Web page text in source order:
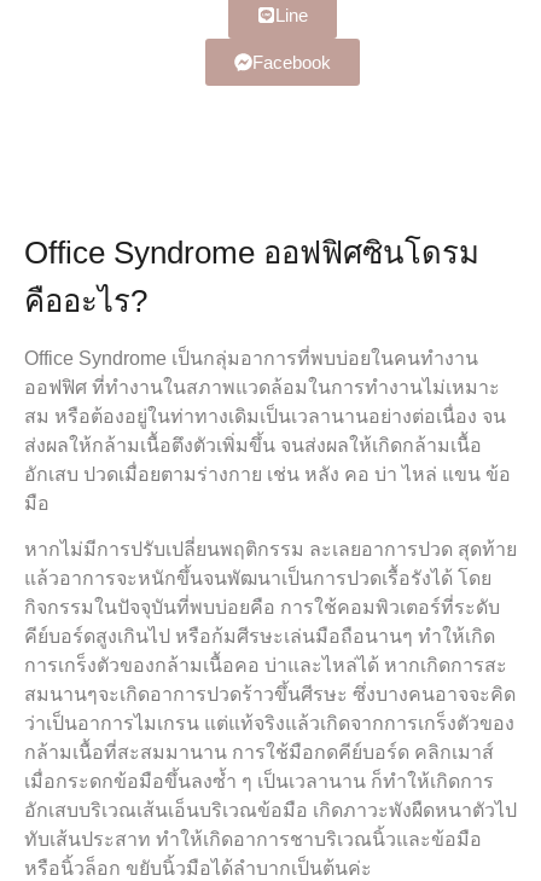
Line
Facebook
Office Syndrome ออฟฟิศซินโดรม
คืออะไร?
Office Syndrome เป็นกลุ่มอาการที่พบบ่อยในคนทำงาน
ออฟฟิศ ที่ทำงานในสภาพแวดล้อมในการทำงานไม่เหมาะ
สม หรือต้องอยู่ในท่าทางเดิมเป็นเวลานานอย่างต่อเนื่อง จน
ส่งผลให้กล้ามเนื้อตึงตัวเพิ่มขึ้น จนส่งผลให้เกิดกล้ามเนื้อ
อักเสบ ปวดเมื่อยตามร่างกาย เช่น หลัง คอ บ่า ไหล่ แขน ข้อ
มือ
หากไม่มีการปรับเปลี่ยนพฤติกรรม ละเลยอาการปวด สุดท้าย
แล้วอาการจะหนักขึ้นจนพัฒนาเป็นการปวดเรื้อรังได้ โดย
กิจกรรมในปัจจุบันที่พบบ่อยคือ การใช้คอมพิวเตอร์ที่ระดับ
คีย์บอร์ดสูงเกินไป หรือก้มศีรษะเล่นมือถือนานๆ ทำให้เกิด
การเกร็งตัวของกล้ามเนื้อคอ บ่าและไหล่ได้ หากเกิดการสะ
สมนานๆจะเกิดอาการปวดร้าวขึ้นศีรษะ ซึ่งบางคนอาจจะคิด
ว่าเป็นอาการไมเกรน แต่แท้จริงแล้วเกิดจากการเกร็งตัวของ
กล้ามเนื้อที่สะสมมานาน การใช้มือกดคีย์บอร์ด คลิกเมาส์
เมื่อกระดกข้อมือขึ้นลงซ้ำ ๆ เป็นเวลานาน ก็ทำให้เกิดการ
อักเสบบริเวณเส้นเอ็นบริเวณข้อมือ เกิดภาวะพังผืดหนาตัวไป
ทับเส้นประสาท ทำให้เกิดอาการชาบริเวณนิ้วและข้อมือ
หรือนิ้วล็อก ขยับนิ้วมือได้ลำบากเป็นต้นค่ะ